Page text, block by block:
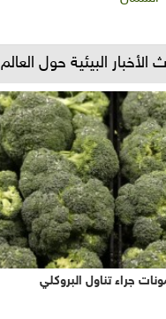
الأخبار البيئية حول العالم
جراء تناول البروكلي